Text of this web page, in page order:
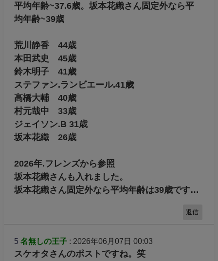
平均年齢~37.6歳。坂本花織さん固定外なら平
均年齢~39歳
荒川静香 44歳
本田武史 45歳
鈴木明子 41歳
ステファン.ランビエール.41歳
高橋大輔 40歳
村元哉中 33歳
ジェイソン.B 31歳
坂本花織 26歳
2026年.フレンズから参照
坂本花織さんも入れました。
坂本花織さん固定外なら平均年齢は39歳です…
返信
5 名無しの王子: 2026年06月07日 00:03
スケオタさんのポストですね。笑